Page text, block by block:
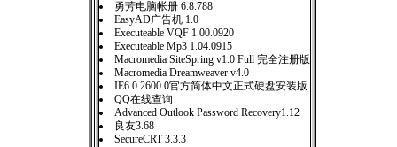
勇芳电脑帐册 6.8.788
EasyAD广告机 1.0
Executeable VQF 1.00.0920
Executeable Mp3 1.04.0915
Macromedia SiteSpring v1.0 Full 完全注册版
Macromedia Dreamweaver v4.0
IE6.0.2600.0官方简体中文正式硬盘安装版
QQ在线查询
Advanced Outlook Password Recovery1.12
良友3.68
SecureCRT 3.3.3